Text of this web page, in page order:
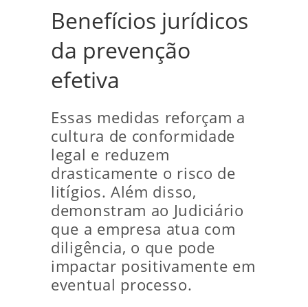
Benefícios jurídicos
da prevenção
efetiva
Essas medidas reforçam a
cultura de conformidade
legal e reduzem
drasticamente o risco de
litígios. Além disso,
demonstram ao Judiciário
que a empresa atua com
diligência, o que pode
impactar positivamente em
eventual processo.